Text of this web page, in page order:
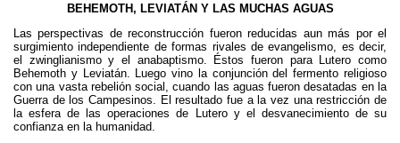
o
o
k
e
r
BEHEMOTH, LEVIATÁN Y LAS MUCHAS AGUAS
Las perspectivas de reconstrucción fueron reducidas aun más por el
surgimiento independiente de formas rivales de evangelismo, es decir,
el zwinglianismo y el anabaptismo. Éstos fueron para Lutero como
Behemoth y Leviatán. Luego vino la conjunción del fermento religioso
con una vasta rebelión social, cuando las aguas fueron desatadas en la
Guerra de los Campesinos. El resultado fue a la vez una restricción de
la esfera de las operaciones de Lutero y el desvanecimiento de su
confianza en la humanidad.